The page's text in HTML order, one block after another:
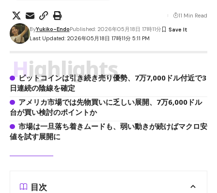
Last Updated: 2026年05月18日 17時11分 5:11 PM
ByYukiko-EndoPublished: 2026年05月18日 17時11分
11 Min Read
Highlights
ビットコインは引き続き売り優勢、7万7,000ドル付近で3
日連続の陰線を確定
アメリカ市場では先物買いに乏しい展開、7万6,000ドル
台が買い検討のポイントか
市場は一旦落ち着きムードも、弱い動きが続けばマクロ安
値を試す展開に
目次